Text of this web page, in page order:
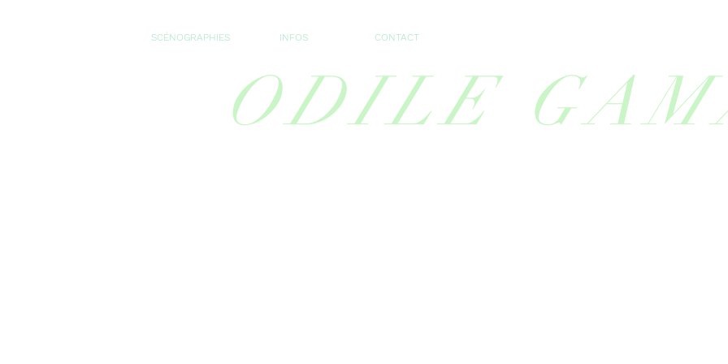
SCÉNOGRAPHIES INFOS CONTACT
ODILE